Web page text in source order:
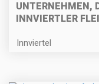
UNTERNEHMEN,
INNVIERTLER
Innviertel